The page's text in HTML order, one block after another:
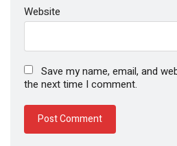
Website
Save my name, email, and
the next time I comment.